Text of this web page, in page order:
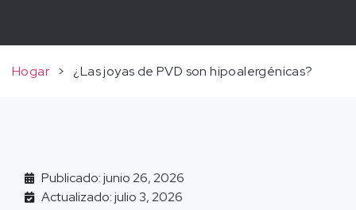
Hogar > ¿Las joyas de PVD son hipoalergénicas?
Publicado: junio 26, 2026
Actualizado: julio 3, 2026